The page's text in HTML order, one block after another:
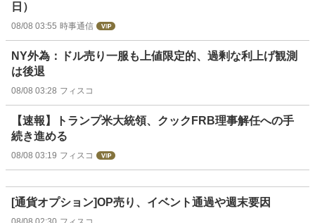
日）
08/08 03:55 時事通信
NY外為：ドル売り一服も上値限定的、過剰な利上げ観測
は後退
08/08 03:28 フィスコ
【速報】トランプ米大統領、クックFRB理事解任への手
続き進める
08/08 03:19 フィスコ
[通貨オプション]OP売り、イベント通過や週末要因